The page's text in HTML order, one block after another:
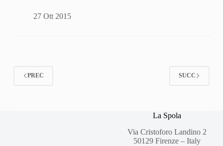
27 Ott 2015
PREC SUCC
La Spola
Via Cristoforo Landino 2
50129 Firenze – Italy